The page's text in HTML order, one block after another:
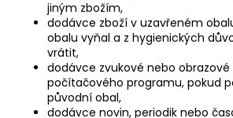
jiným zbožím,
dodávce zboží v uzavřeném
obalu vyňal a z hygienických
vrátit,
dodávce zvukové nebo
počítačového programu, pokud
původní obal,
dodávce novin, periodik nebo